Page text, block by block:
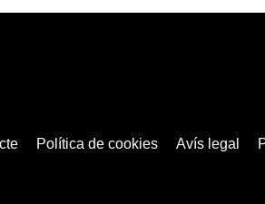
Política de cookies Avís legal